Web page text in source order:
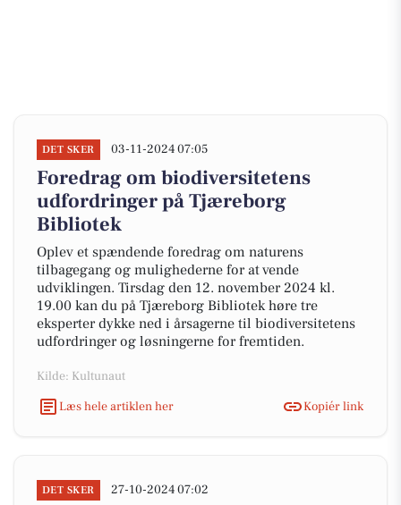
DET SKER 03-11-2024 07:05
Foredrag om biodiversitetens
udfordringer på Tjæreborg
Bibliotek
Oplev et spændende foredrag om naturens
tilbagegang og mulighederne for at vende
udviklingen. Tirsdag den 12. november 2024 kl.
19.00 kan du på Tjæreborg Bibliotek høre tre
eksperter dykke ned i årsagerne til biodiversitetens
udfordringer og løsningerne for fremtiden.
Kilde: Kultunaut
Læs hele artiklen her
Kopiér link
DET SKER 27-10-2024 07:02